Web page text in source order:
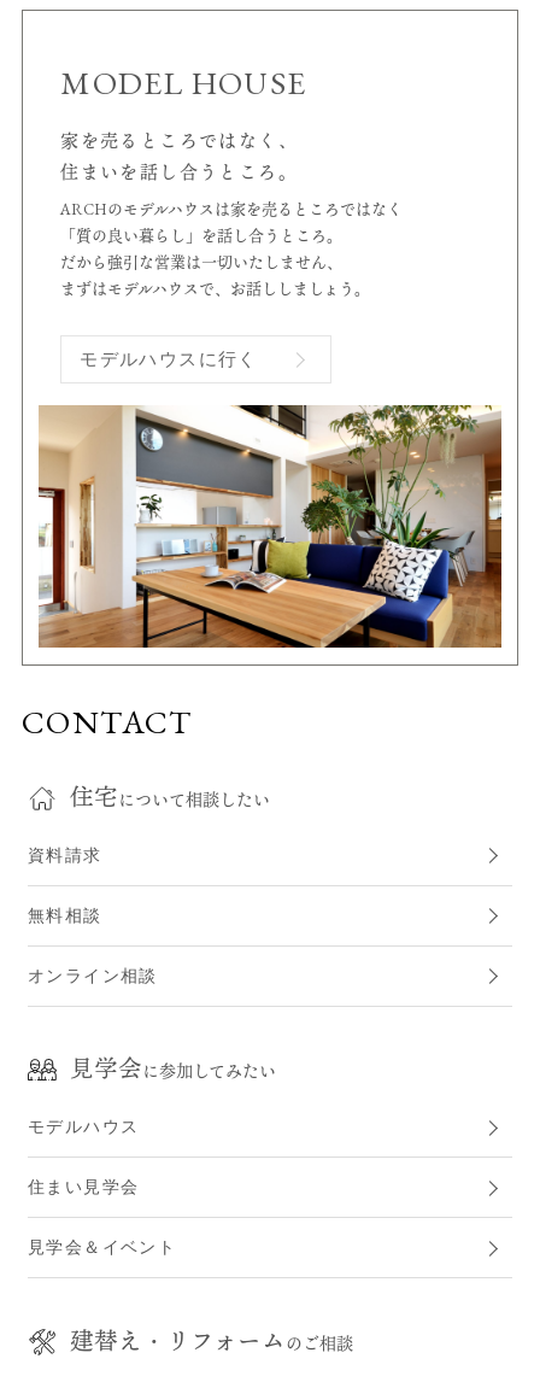
MODEL HOUSE
家を売るところではなく、
住まいを話し合うところ。
ARCHのモデルハウスは家を売るところではなく
「質の良い暮らし」を話し合うところ。
だから強引な営業は一切いたしません、
まずはモデルハウスで、お話ししましょう。
モデルハウスに行く
CONTACT
住宅について相談したい
資料請求
無料相談
オンライン相談
見学会に参加してみたい
モデルハウス
住まい見学会
見学会＆イベント
建替え・リフォーム のご相談